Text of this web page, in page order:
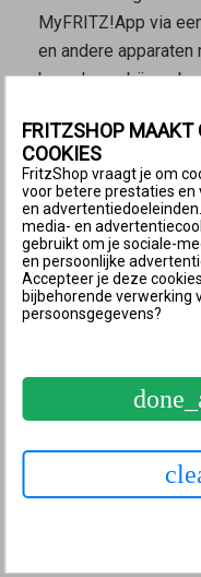
MyFRITZ!App via
en andere
benaderen,
Afzonderlijke
FRITZ!Box
Omdat de
brengt volgens de
Security), kunnen
met de FRITZ!Box
de VPN-oplossing
besturingssysteem,
met Android, iOS,
apparaten kun je
VPN met de
VPN met de
FRITZSHOP MAAKT
COOKIES
FritzShop vraagt je om
voor betere prestaties en
en
media- en
gebruikt om je sociale-
en persoonlijke
Accepteer je deze
bijbehorende verwerking
persoonsgegevens?